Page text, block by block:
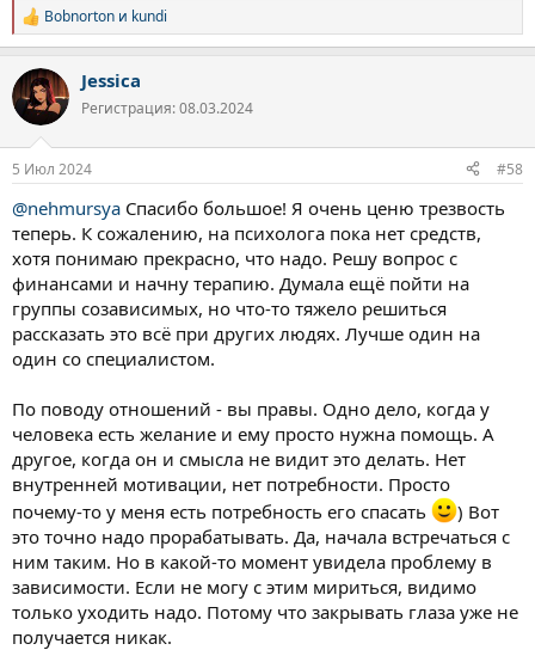
Р
е
к
ц
и
Bobnorton и kundi
Jessica
Регистрация: 08.03.2024
5 Июл 2024 #58
@nehmursya Спасибо большое! Я очень ценю трезвость
теперь. К сожалению, на психолога пока нет средств,
хотя понимаю прекрасно, что надо. Решу вопрос с
финансами и начну терапию. Думала ещё пойти на
группы созависимых, но что-то тяжело решиться
рассказать это всё при других людях. Лучше один на
один со специалистом.
По поводу отношений - вы правы. Одно дело, когда у
человека есть желание и ему просто нужна помощь. А
другое, когда он и смысла не видит это делать. Нет
внутренней мотивации, нет потребности. Просто
почему-то у меня есть потребность его спасать
) Вот
это точно надо прорабатывать. Да, начала встречаться с
ним таким. Но в какой-то момент увидела проблему в
зависимости. Если не могу с этим мириться, видимо
только уходить надо. Потому что закрывать глаза уже не
получается никак.